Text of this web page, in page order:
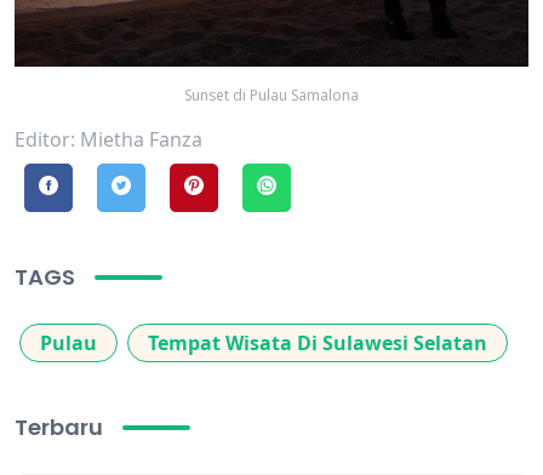
Sunset di Pulau Samalona
Editor: Mietha Fanza
TAGS
Pulau Tempat Wisata Di Sulawesi Selatan
Terbaru